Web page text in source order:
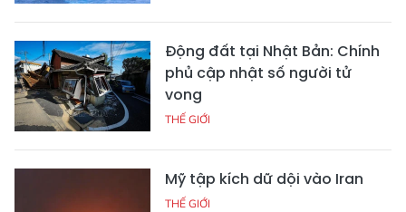
Động đất tại Nhật Bản: Chính
phủ cập nhật số người tử
vong
THẾ GIỚI
Mỹ tập kích dữ dội vào Iran
THẾ GIỚI